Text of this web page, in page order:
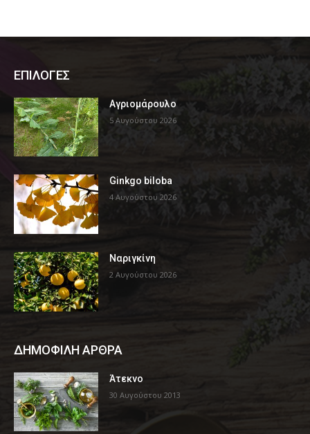
ΕΠΙΛΟΓΕΣ
Αγριομάρουλο
5 Αυγούστου 2026
Ginkgo biloba
4 Αυγούστου 2026
Ναριγκίνη
2 Αυγούστου 2026
ΔΗΜΟΦΙΛΗ ΑΡΘΡΑ
Άτεκνο
30 Αυγούστου 2013